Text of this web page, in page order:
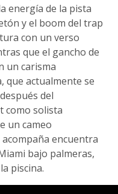
energía de la pista
y el boom del trap
con un verso
que el gancho de
un carisma
que actualmente se
del
como solista
un cameo
encuentra
bajo palmeras,
piscina.